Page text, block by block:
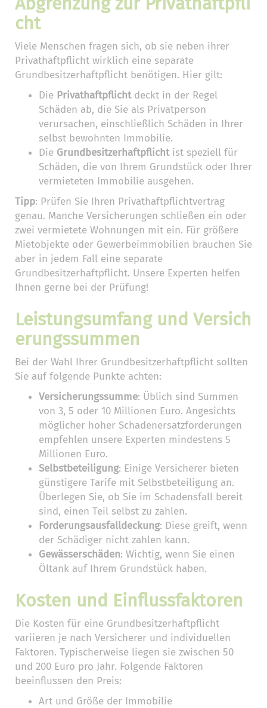
cht
Viele Menschen fragen sich, ob sie neben ihrer
Privathaftpflicht wirklich eine separate
Grundbesitzerhaftpflicht benötigen. Hier gilt:
Die Privathaftpflichtdeckt in der Regel
Schäden ab, die Sie als Privatperson
verursachen, einschließlich Schäden in Ihrer
selbst bewohnten Immobilie.
Die Grundbesitzerhaftpflichtist speziell für
Schäden, die von Ihrem Grundstück oder Ihrer
vermieteten Immobilie ausgehen.
Tipp: Prüfen Sie Ihren Privathaftpflichtvertrag
genau. Manche Versicherungen schließen ein oder
zwei vermietete Wohnungen mit ein. Für größere
Mietobjekte oder Gewerbeimmobilien brauchen Sie
aber in jedem Fall eine separate
Grundbesitzerhaftpflicht. Unsere Experten helfen
Ihnen gerne bei der Prüfung!
Leistungsumfang und Versich
erungssummen
Bei der Wahl Ihrer Grundbesitzerhaftpflicht sollten
Sie auf folgende Punkte achten:
Versicherungssumme: Üblich sind Summen
von 3, 5 oder 10 Millionen Euro. Angesichts
möglicher hoher Schadenersatzforderungen
empfehlen unsere Experten mindestens 5
Millionen Euro.
Selbstbeteiligung: Einige Versicherer bieten
günstigere Tarife mit Selbstbeteiligung an.
Überlegen Sie, ob Sie im Schadensfall bereit
sind, einen Teil selbst zu zahlen.
Forderungsausfalldeckung: Diese greift, wenn
der Schädiger nicht zahlen kann.
Gewässerschäden: Wichtig, wenn Sie einen
Öltank auf Ihrem Grundstück haben.
Kosten und Einflussfaktoren
Die Kosten für eine Grundbesitzerhaftpflicht
variieren je nach Versicherer und individuellen
Faktoren. Typischerweise liegen sie zwischen 50
und 200 Euro pro Jahr. Folgende Faktoren
beeinflussen den Preis:
Art und Größe der Immobilie